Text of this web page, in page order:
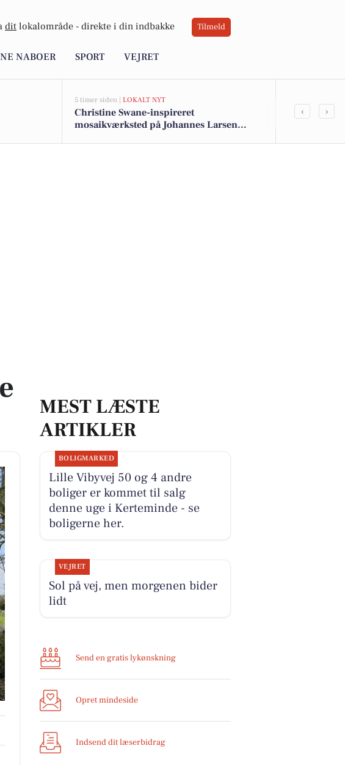
dit lokalområde - direkte i din indbakke Tilmeld
NABOER SPORT VEJRET
5 timer siden | LOKALT NYT
Christine Swane-inspireret
mosaikværksted på Johannes Larsen
Guidet
‹ ›
MEST LÆSTE
ARTIKLER
BOLIGMARKED
Lille Vibyvej 50 og 4 andre
boliger er kommet til salg
denne uge i Kerteminde - se
boligerne her.
VEJRET
Sol på vej, men morgenen bider
lidt
Send en gratis lykønskning
Opret mindeside
Indsend dit læserbidrag